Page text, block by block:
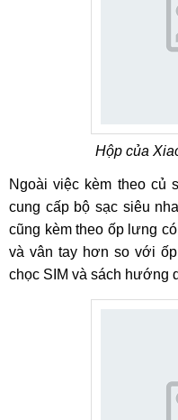
Hộp của
Ngoài việc kèm theo củ
cung cấp bộ sạc siêu
cũng kèm theo ốp lưng
và vân tay hơn so với
chọc SIM và sách hướng